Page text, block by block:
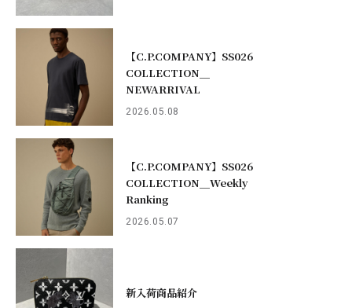
【C.P.COMPANY】SS026
COLLECTION＿
NEWARRIVAL
2026.05.08
【C.P.COMPANY】SS026
COLLECTION＿Weekly
Ranking
2026.05.07
新入荷商品紹介